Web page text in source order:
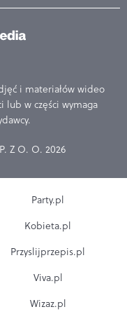
i materiałów wideo
lub w części wymaga
Z O. O. 2026
Party.pl
Kobieta.pl
Przyslijprzepis.pl
Viva.pl
Wizaz.pl